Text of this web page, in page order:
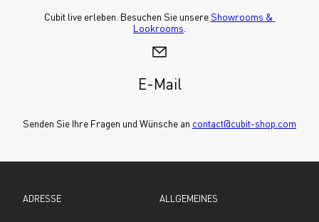
Cubit live erleben. Besuchen Sie unsere Showrooms &
Lookrooms
E-Mail
Senden Sie Ihre Fragen und Wünsche an contact@cubit-shop.com
ADRESSE ALLGEMEINES